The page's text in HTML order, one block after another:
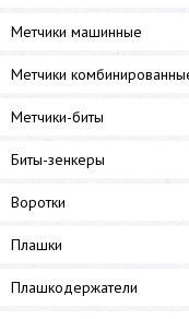
Метчики машинные
Метчики
Метчики-биты
Биты-зенкеры
Воротки
Плашки
Плашкодержатели